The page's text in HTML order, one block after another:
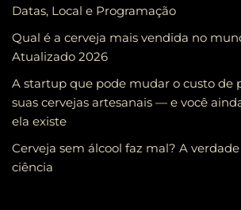
Datas, Local e Programação
Qual é a cerveja mais vendida no
Atualizado 2026
A startup que pode mudar o custo de
suas cervejas artesanais — e você
ela existe
Cerveja sem álcool faz mal? A
ciência